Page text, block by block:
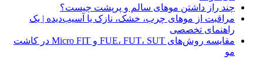
چند راز داشتن موهای سالم و پرپشت چیست؟
مراقبت از موهای چرب، خشک، نازک یا آسیب‌دیده | یک
راهنمای تخصصی
مقایسه روش‌های FUE، FUT، SUT و Micro FIT در کاشت
مو